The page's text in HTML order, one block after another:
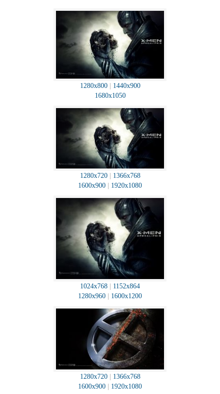
1280x800| 1440x900
1680x1050
1280x720| 1366x768
1600x900
1920x1080
1024x768
1152x864
1280x960
1600x1200
1280x720| 1366x768
1600x900 | 1920x1080